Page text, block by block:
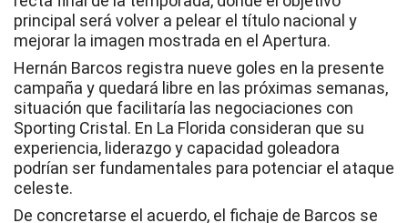
principal será volver a pelear el título nacional y
mejorar la imagen mostrada en el Apertura.
Hernán Barcos registra nueve goles en la presente
campaña y quedará libre en las próximas semanas,
situación que facilitaría las negociaciones con
Sporting Cristal. En La Florida consideran que su
experiencia, liderazgo y capacidad goleadora
podrían ser fundamentales para potenciar el ataque
celeste.
De concretarse el acuerdo, el fichaje de Barcos se